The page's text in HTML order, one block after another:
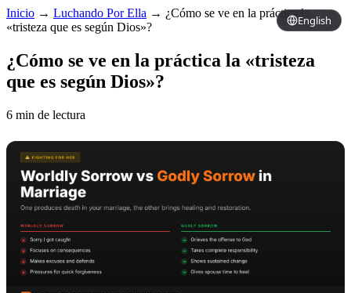
English
Inicio → Luchando Por Ella → ¿Cómo se ve en la práctica la
«tristeza que es según Dios»?
¿Cómo se ve en la práctica la «tristeza
que es según Dios»?
6 min de lectura